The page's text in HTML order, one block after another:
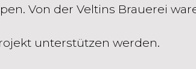
Von der Veltins Brauerei
unterstützen werden.